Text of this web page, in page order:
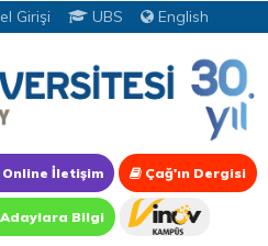
Girişi UBS English
İletişim Çağ'ın Dergisi
Bilgi